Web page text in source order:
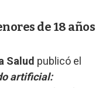
de 18 años
Salud publicó el
artificial: